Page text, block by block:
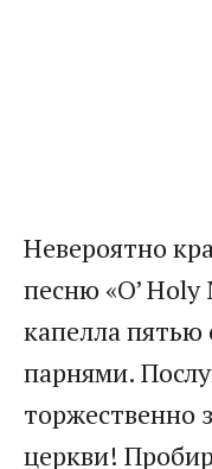
Невероятно
песню «O’
капелла
парнями.
торжественно
церкви!